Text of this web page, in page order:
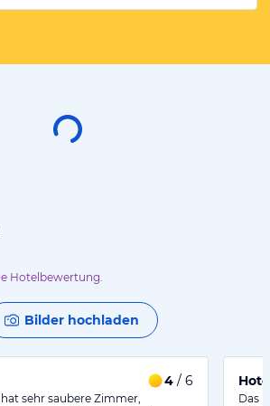
Hotelbewertung.
Bilder hochladen
4 / 6
sehr saubere Zimmer,
Das